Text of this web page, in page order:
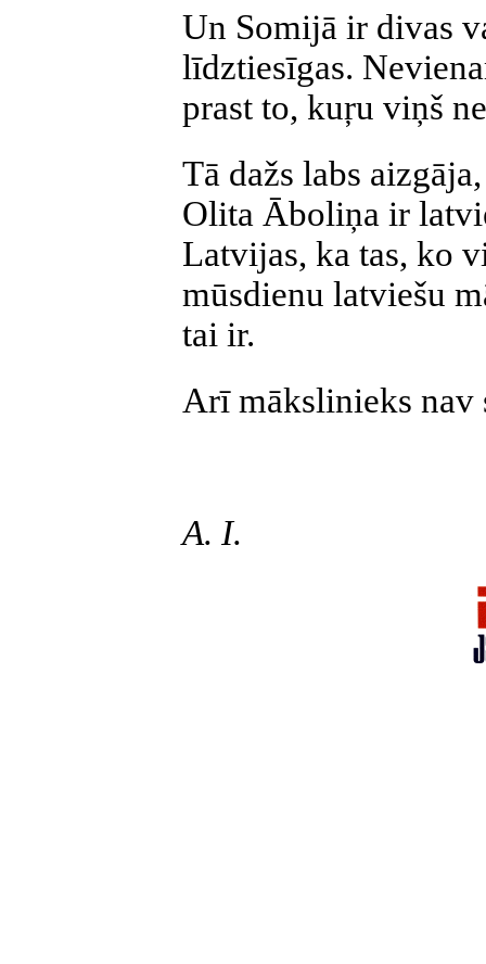
Un Somijā ir divas
līdztiesīgas.
prast to, kuŗu viņš
Tā dažs labs
Olita Āboliņa ir
Latvijas, ka tas, ko
mūsdienu latviešu
tai ir.
Arī mākslinieks nav
A. I.